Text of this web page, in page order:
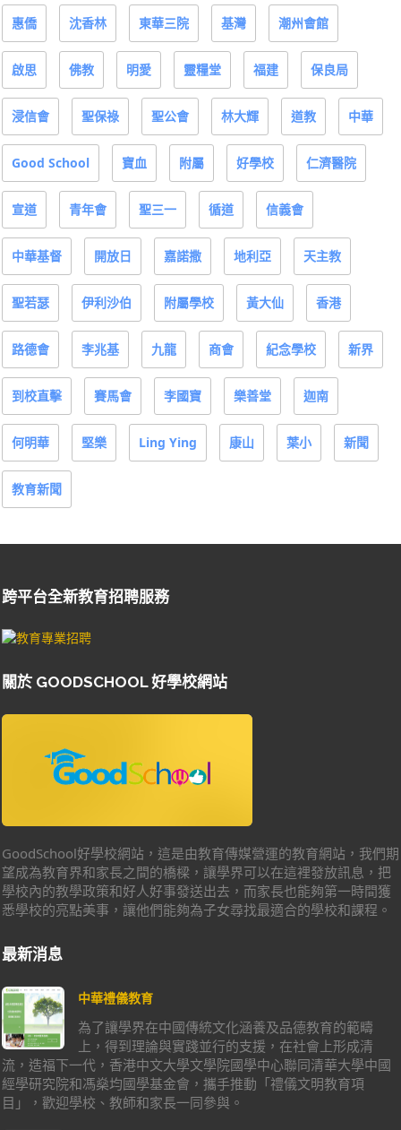
惠僑 沈香林 東華三院 基灣 潮州會館
啟思 佛教 明愛 靈糧堂 福建 保良局
浸信會 聖保祿 聖公會 林大輝 道教 中華
Good School 寶血 附屬 好學校 仁濟醫院
宣道 青年會 聖三一 循道 信義會
中華基督 開放日 嘉諾撒 地利亞 天主教
聖若瑟 伊利沙伯 附屬學校 黃大仙 香港
路德會 李兆基 九龍 商會 紀念學校 新界
到校直擊 賽馬會 李國寶 樂善堂 迦南
何明華 堅樂 Ling Ying 康山 葉小 新聞
教育新聞
跨平台全新教育招聘服務
關於 GOODSCHOOL 好學校網站
GoodSchool好學校網站，這是由教育傳媒營運的教育網站，我們期
望成為教育界和家長之間的橋樑，讓學界可以在這裡發放訊息，把
學校內的教學政策和好人好事發送出去，而家長也能夠第一時間獲
悉學校的亮點美事，讓他們能夠為子女尋找最適合的學校和課程。
最新消息
中華禮儀教育
為了讓學界在中國傳統文化涵養及品德教育的範疇
上，得到理論與實踐並行的支援，在社會上形成清
流，造福下一代，香港中文大學文學院國學中心聯同清華大學中國
經學研究院和馮燊均國學基金會，攜手推動「禮儀文明教育項
目」，歡迎學校、教師和家長一同參與。